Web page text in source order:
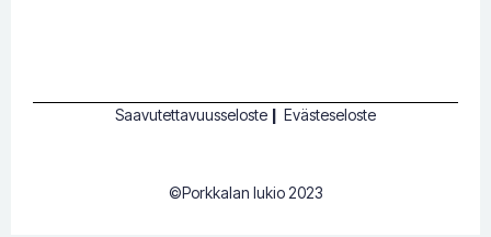
Saavutettavuusseloste Evästeseloste
©Porkkalan lukio 2023